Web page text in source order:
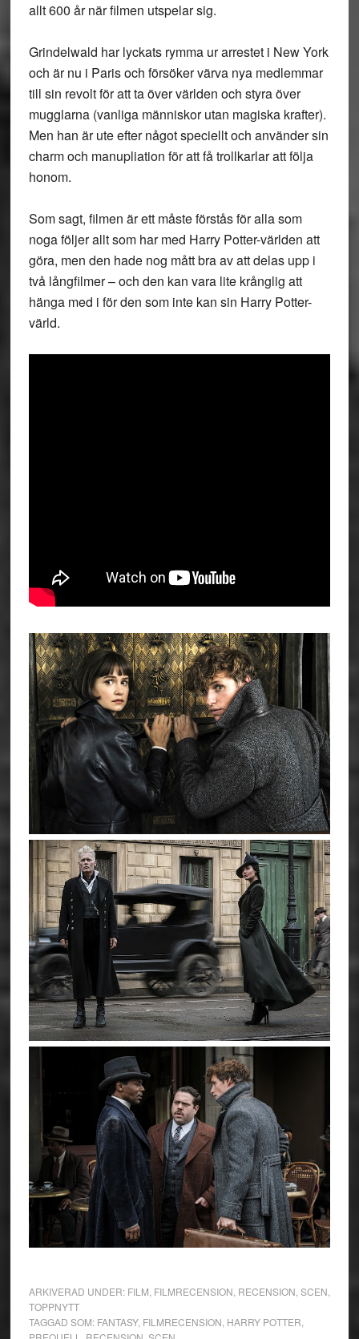
allt 600 år när filmen utspelar sig.
Grindelwald har lyckats rymma ur arrestet i New York
och är nu i Paris och försöker värva nya medlemmar
till sin revolt för att ta över världen och styra över
mugglarna (vanliga människor utan magiska krafter).
Men han är ute efter något speciellt och använder sin
charm och manupliation för att få trollkarlar att följa
honom.
Som sagt, filmen är ett måste förstås för alla som
noga följer allt som har med Harry Potter-världen att
göra, men den hade nog mått bra av att delas upp i
två långfilmer – och den kan vara lite krånglig att
hänga med i för den som inte kan sin Harry Potter-
värld.
ARKIVERAD UNDER: FILM FILMRECENSION RECENSION SCEN
TOPPNYTT
TAGGAD SOM: FANTASY, FILMRECENSION HARRY POTTER